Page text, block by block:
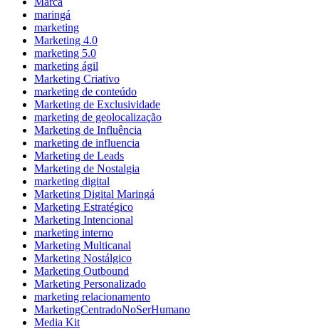
maringá
marketing
Marketing 4.0
marketing 5.0
marketing ágil
Marketing Criativo
marketing de conteúdo
Marketing de Exclusividade
marketing de geolocalização
Marketing de Influência
marketing de influencia
Marketing de Leads
Marketing de Nostalgia
marketing digital
Marketing Digital Maringá
Marketing Estratégico
Marketing Intencional
marketing interno
Marketing Multicanal
Marketing Nostálgico
Marketing Outbound
Marketing Personalizado
marketing relacionamento
MarketingCentradoNoSerHumano
Media Kit